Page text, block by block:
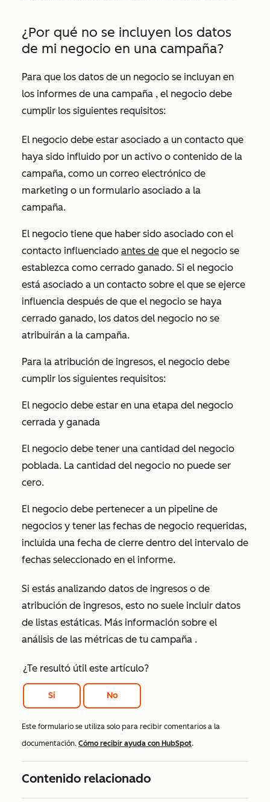
¿Por qué no se incluyen los datos
de mi negocio en una campaña?
Para que los datos de un negocio se incluyan en
los informes de una campaña , el negocio debe
cumplir los siguientes requisitos:
El negocio debe estar asociado a un contacto que
haya sido influido por un activo o contenido de la
campaña, como un correo electrónico de
marketing o un formulario asociado a la
campaña.
El negocio tiene que haber sido asociado con el
contacto influenciado antes de que el negocio se
establezca como cerrado ganado. Si el negocio
está asociado a un contacto sobre el que se ejerce
influencia después de que el negocio se haya
cerrado ganado, los datos del negocio no se
atribuirán a la campaña.
Para la atribución de ingresos, el negocio debe
cumplir los siguientes requisitos:
El negocio debe estar en una etapa del negocio
cerrada y ganada
El negocio debe tener una cantidad del negocio
poblada. La cantidad del negocio no puede ser
cero.
El negocio debe pertenecer a un pipeline de
negocios y tener las fechas de negocio requeridas,
incluida una fecha de cierre dentro del intervalo de
fechas seleccionado en el informe.
Si estás analizando datos de ingresos o de
atribución de ingresos, esto no suele incluir datos
de listas estáticas. Más información sobre el
análisis de las métricas de tu campaña .
¿Te resultó útil este artículo?
Si No
Este formulario se utiliza solo para recibir comentarios a la
documentación. Cómo recibir ayuda con HubSpot.
Contenido relacionado